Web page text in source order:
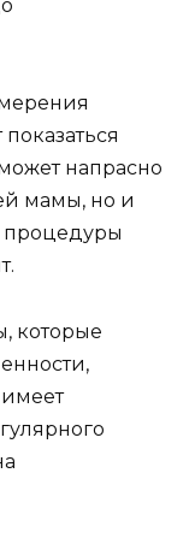
напрасно
мамы, но и
процедуры
которые